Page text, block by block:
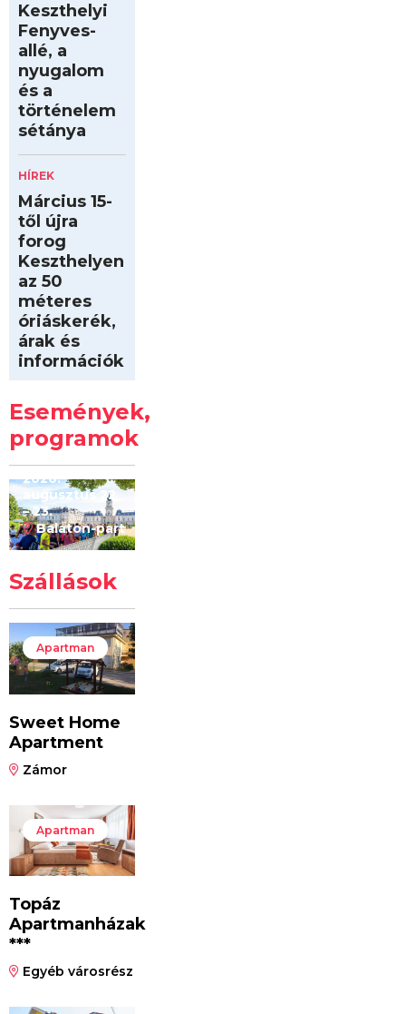
Keszthelyi
Fenyves-
allé, a
nyugalom
és a
történelem
sétánya
HÍREK
Március 15-
től újra
forog
Keszthelyen
az 50
méteres
óriáskerék,
árak és
információk
Események,
programok
Kilóméterek
2026
2026.
augusztus 22
– 23.
Balaton-part
Szállások
Apartman
Sweet Home
Apartment
Zámor
Apartman
Topáz
Apartmanházak
***
Egyéb városrész